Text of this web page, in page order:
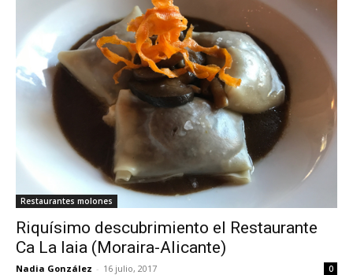
Restaurantes molones
Riquísimo descubrimiento el Restaurante
Ca La Iaia (Moraira-Alicante)
Nadia González - 16 julio, 2017 0